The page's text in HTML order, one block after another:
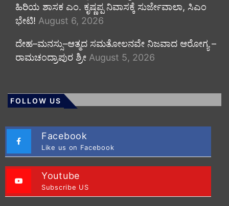
ಹಿರಿಯ ಶಾಸಕ ಎಂ. ಕೃಷ್ಣಪ್ಪ ನಿವಾಸಕ್ಕೆ ಸುರ್ಜೇವಾಲಾ, ಸಿಎಂ
ಭೇಟಿ! August 6, 2026
ದೇಹ–ಮನಸ್ಸು–ಆತ್ಮದ ಸಮತೋಲನವೇ ನಿಜವಾದ ಆರೋಗ್ಯ –
ರಾಮಚಂದ್ರಾಪುರ ಶ್ರೀ August 5, 2026
FOLLOW US
Facebook
Like us on Facebook
Youtube
Subscribe US